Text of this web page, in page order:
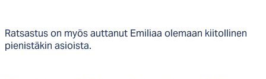
Ratsastus on myös auttanut Emiliaa olemaan kiitollinen
pienistäkin asioista.